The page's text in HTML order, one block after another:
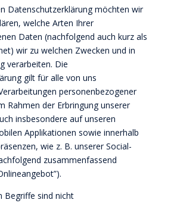
Datenschutzerklärung möchten wir
welche Arten Ihrer
Daten (nachfolgend auch kurz als
wir zu welchen Zwecken und in
verarbeiten. Die
gilt für alle von uns
personenbezogener
Rahmen der Erbringung unserer
insbesondere auf unseren
Applikationen sowie innerhalb
wie z. B. unserer Social-
zusammenfassend
Begriffe sind nicht